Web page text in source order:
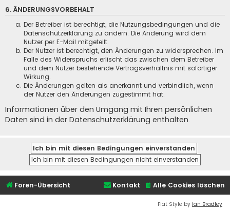
6. ÄNDERUNGSVORBEHALT
Der Betreiber ist berechtigt, die Nutzungsbedingungen und die
Datenschutzerklärung zu ändern. Die Änderung wird dem
Nutzer per E-Mail mitgeteilt.
Der Nutzer ist berechtigt, den Änderungen zu widersprechen. Im
Falle des Widerspruchs erlischt das zwischen dem Betreiber
und dem Nutzer bestehende Vertragsverhältnis mit sofortiger
Wirkung.
Die Änderungen gelten als anerkannt und verbindlich, wenn
der Nutzer den Änderungen zugestimmt hat.
Informationen über den Umgang mit Ihren persönlichen
Daten sind in der Datenschutzerklärung enthalten.
Foren-Übersicht Alle Cookies löschen
Kontakt
Flat Style by Ian Bradley